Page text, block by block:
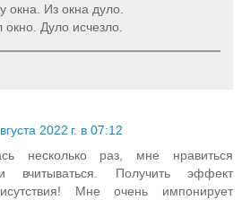
окна. Из окна дуло.
Дуло исчезло.
2022 г. в 07:12
несколько раз, мне нравиться
вчитываться. Получить эффект
Мне очень импонирует